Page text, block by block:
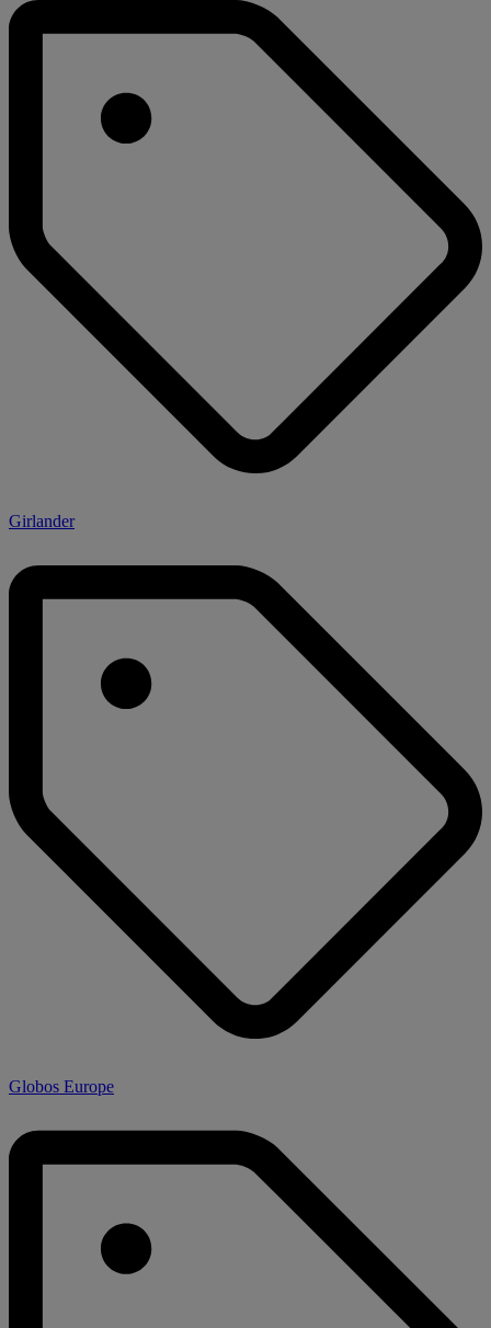
Girlander
Globos Europe